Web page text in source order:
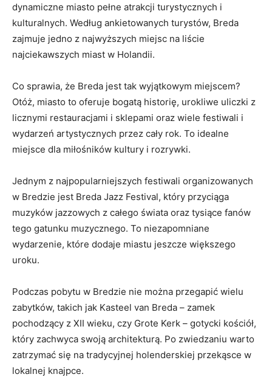
dynamiczne miasto pełne atrakcji‌ turystycznych i
kulturalnych. ‍Według ankietowanych turystów, Breda
zajmuje ⁢jedno z najwyższych miejsc ⁤na liście
najciekawszych‍ miast w Holandii.
Co sprawia, że Breda jest ⁣tak wyjątkowym miejscem?
Otóż, miasto to ⁤oferuje bogatą historię, ‌urokliwe uliczki⁢ z
licznymi restauracjami i sklepami oraz wiele⁤ festiwali i
wydarzeń‌ artystycznych przez‌ cały rok. To idealne
miejsce dla miłośników kultury i rozrywki.
Jednym z ⁢najpopularniejszych festiwali organizowanych
‍w Bredzie jest Breda Jazz⁢ Festival, ⁤który przyciąga
muzyków ⁤jazzowych ‌z całego⁤ świata oraz tysiące fanów
tego gatunku muzycznego. To niezapomniane
wydarzenie, które dodaje miastu jeszcze większego
uroku.
Podczas pobytu‌ w Bredzie nie można przegapić ⁢wielu
zabytków, takich jak Kasteel van Breda – zamek
pochodzący z XII wieku, czy Grote Kerk – gotycki kościół,
który zachwyca swoją ​architekturą. Po zwiedzaniu warto
zatrzymać się na tradycyjnej holenderskiej przekąsce w
lokalnej knajpce.